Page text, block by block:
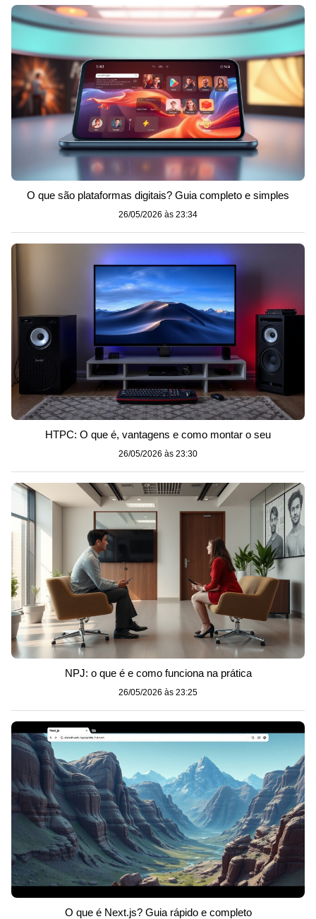
O que são plataformas digitais? Guia completo e simples
26/05/2026 às 23:34
HTPC: O que é, vantagens e como montar o seu
26/05/2026 às 23:30
NPJ: o que é e como funciona na prática
26/05/2026 às 23:25
O que é Next.js? Guia rápido e completo